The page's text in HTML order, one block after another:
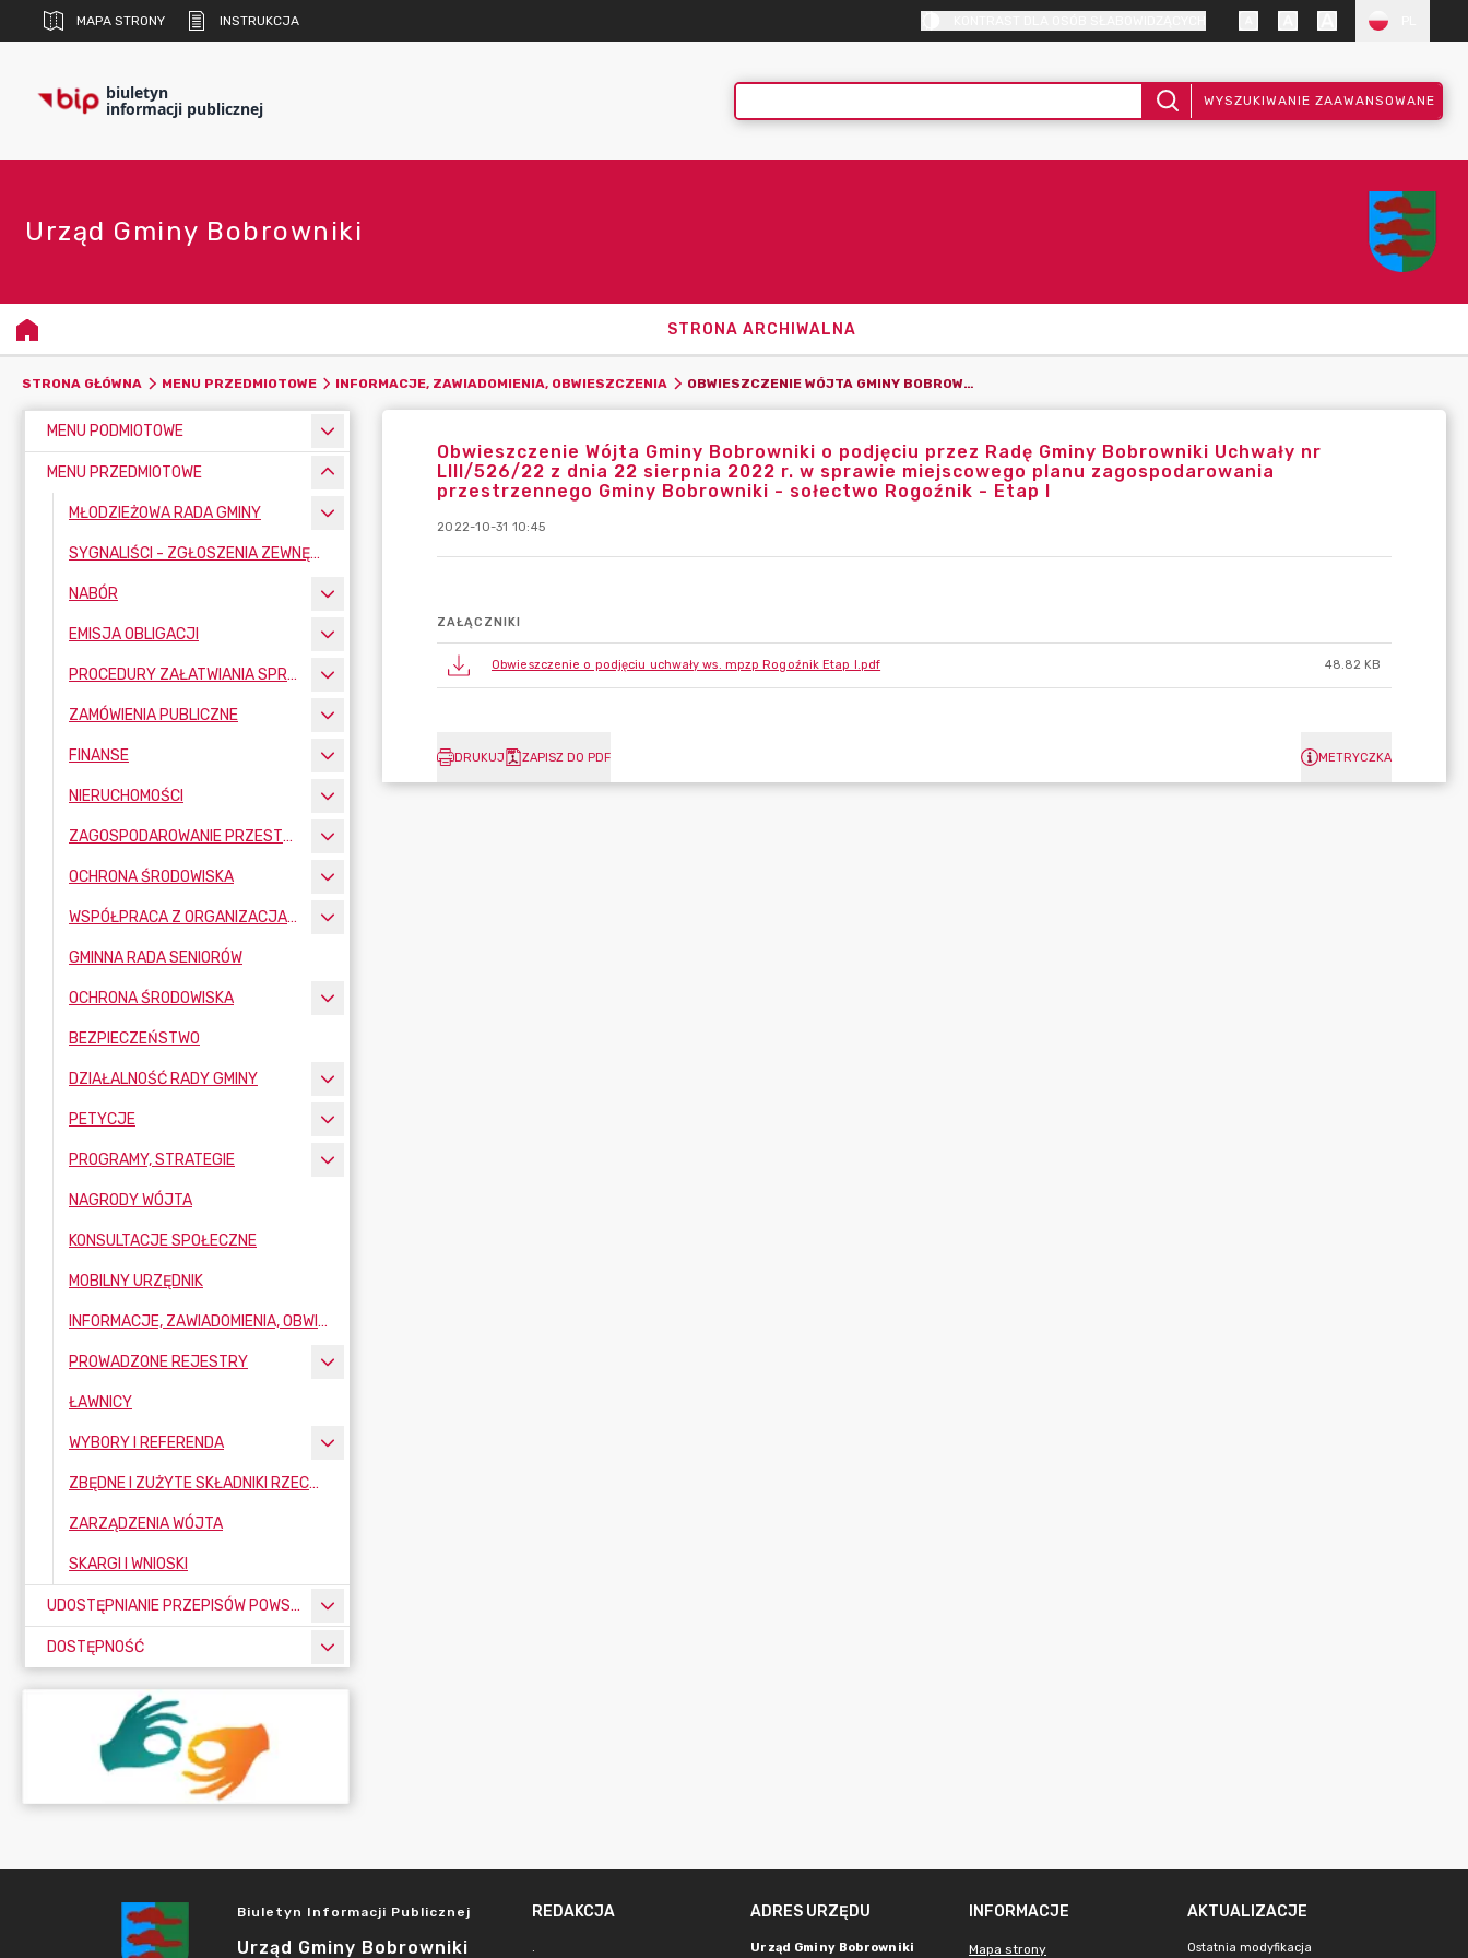
MAPA STRONY INSTRUKCJA
biuletyn
informacji publicznej WYSZUKIWANIE ZAAWANSOWANE
Urząd Gminy Bobrowniki
STRONA ARCHIWALNA
STRONA GŁÓWNA MENU PRZEDMIOTOWE INFORMACJE, ZAWIADOMIENIA, OBWIESZCZENIA OBWIESZCZENIE WÓJTA GMINY BOBROWNIKI O PODJĘCIU PRZEZ RADĘ GMINY BOBROWNIKI UCHWAŁY NR LIII/526/22 Z DNIA 22 SIERPNIA 2022 R. W SPRAWIE MIEJSCOWEGO PLANU ZAGOSPODAROWANIA PRZESTRZENNEGO GMINY BOBROWNIKI - SOŁECTWO ROGOŹNIK - ETAP I
MENU PODMIOTOWE
MENU PRZEDMIOTOWE
MŁODZIEŻOWA RADA GMINY
SYGNALIŚCI - ZGŁOSZENIA ZEWNĘTRZNE
NABÓR
EMISJA OBLIGACJI
PROCEDURY ZAŁATWIANIA SPRAW
ZAMÓWIENIA PUBLICZNE
FINANSE
NIERUCHOMOŚCI
ZAGOSPODAROWANIE PRZESTRZENNE
OCHRONA ŚRODOWISKA
WSPÓŁPRACA Z ORGANIZACJAMI POZARZĄDOWYMI
GMINNA RADA SENIORÓW
OCHRONA ŚRODOWISKA
BEZPIECZEŃSTWO
DZIAŁALNOŚĆ RADY GMINY
PETYCJE
PROGRAMY, STRATEGIE
NAGRODY WÓJTA
KONSULTACJE SPOŁECZNE
MOBILNY URZĘDNIK
INFORMACJE, ZAWIADOMIENIA, OBWIESZCZENIA
PROWADZONE REJESTRY
ŁAWNICY
WYBORY I REFERENDA
ZBĘDNE I ZUŻYTE SKŁADNIKI RZECZOWE MAJĄTKU RUCHOMEGO
ZARZĄDZENIA WÓJTA
SKARGI I WNIOSKI
UDOSTĘPNIANIE PRZEPISÓW POWSZECHNIE OBOWIĄZUJĄCYCH
DOSTĘPNOŚĆ
Obwieszczenie Wójta Gminy Bobrowniki o podjęciu przez Radę Gminy Bobrowniki Uchwały nr
LIII/526/22 z dnia 22 sierpnia 2022 r. w sprawie miejscowego planu zagospodarowania
przestrzennego Gminy Bobrowniki - sołectwo Rogoźnik - Etap I
2022-10-31 10:45
ZAŁĄCZNIKI
Obwieszczenie o podjęciu uchwały ws. mpzp Rogoźnik Etap I.pdf 48.82 KB
DRUKUJ ZAPISZ DO PDF METRYCZKA
Biuletyn Informacji Publicznej
Urząd Gminy Bobrowniki
REDAKCJA
.
ADRES URZĘDU
Urząd Gminy Bobrowniki
INFORMACJE
Mapa strony
AKTUALIZACJE
Ostatnia modyfikacja